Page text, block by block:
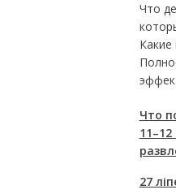
Что
Что
27